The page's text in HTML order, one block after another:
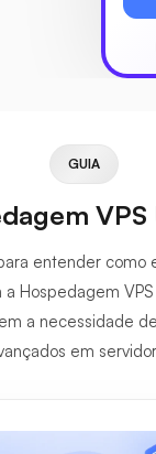
GUIA
entender como
a Hospedagem
a necessidade
em